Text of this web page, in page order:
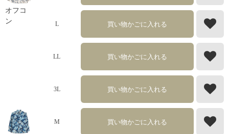
オフコ
ン
L 買い物かごに入れる
LL 買い物かごに入れる
3L 買い物かごに入れる
M 買い物かごに入れる